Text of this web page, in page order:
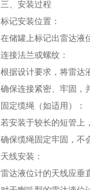
三、安装过程
标记安装位置：
在储罐上标记出雷达液
连接法兰或螺纹：
根据设计要求，将雷达
确保连接紧密、牢固，
固定缆绳（如适用）：
若安装于较长的短管上
确保缆绳固定牢固，不
天线安装：
雷达液位计的天线应垂